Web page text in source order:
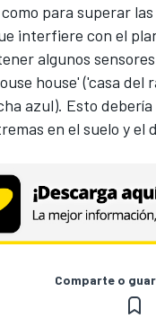
para superar
interfiere con el
algunos
house' ('casa
azul). Esto
en el suelo y
Comparte o